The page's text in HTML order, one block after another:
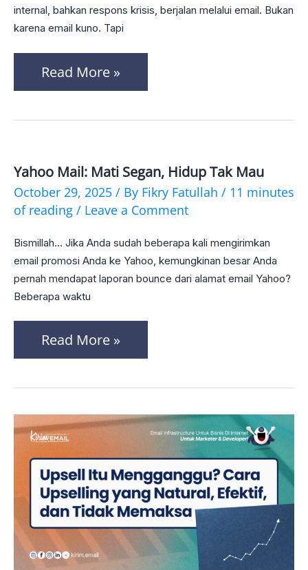
internal, bahkan respons krisis, berjalan melalui email. Bukan
karena email kuno. Tapi
Panduan
Praktis
2026
Read More »
Yahoo Mail: Mati Segan, Hidup Tak Mau
October 29, 2025 / By Fikry Fatullah / 11 minutes
of reading / Leave a Comment
Bismillah… Jika Anda sudah beberapa kali mengirimkan
email promosi Anda ke Yahoo, kemungkinan besar Anda
pernah mendapat laporan bounce dari alamat email Yahoo?
Beberapa waktu
Yahoo
Mail:
Mati
Segan,
Hidup
Tak
Mau
Read More »